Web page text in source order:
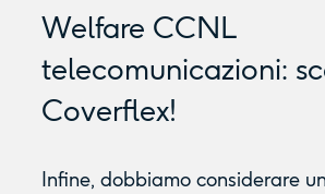
Welfare CCNL
telecomunicazioni:
Coverflex!
Infine, dobbiamo considerare